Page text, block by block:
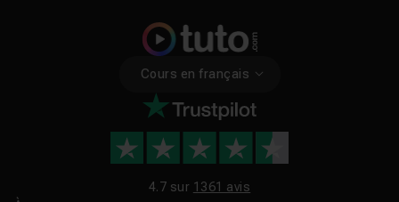
Cours en français
4.7 sur 1361 avis